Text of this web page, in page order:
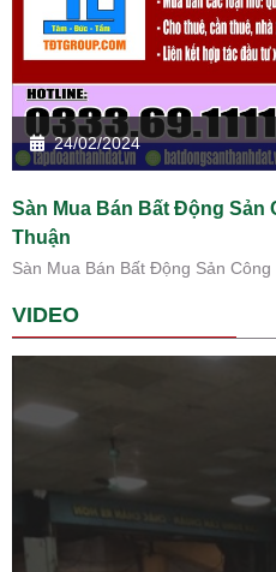
24/02/2024
Sàn Mua Bán Bất Động Sản
Thuận
Sàn Mua Bán Bất Động Sản
VIDEO